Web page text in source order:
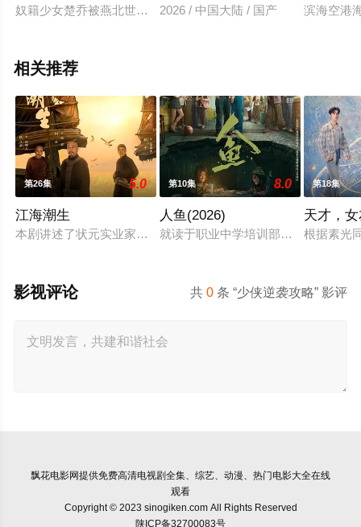
奴籍少女楚乔被燕北世子燕洵所救后两人结下深厚友谊，楚乔力
2026 / 中国大陆 / 国产 滨海空港
相关推荐
第26集 5.0
江海潮生
本剧讲述了状元实业家张謇创办大生企业，实业报国的故事。甲
第10集 8.0
人鱼(2026)
就读于职业中学培训部的花季女生苏
第18集
天才，
根据素光
共0 条 “少侠逆袭攻略” 影评
影视评论
飘花电影网提供免费高清电视剧全集、综艺、动漫、热门电影大全在线
观看
Copyright © 2023 sinogiken.com All Rights Reserved
陕ICP备32700083号